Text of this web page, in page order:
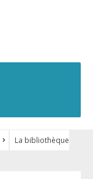
La bibliothèque